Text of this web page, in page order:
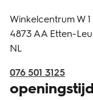
klantenservice
Winkelcentrum W 1
4873 AA Etten-
NL
076 501 3125